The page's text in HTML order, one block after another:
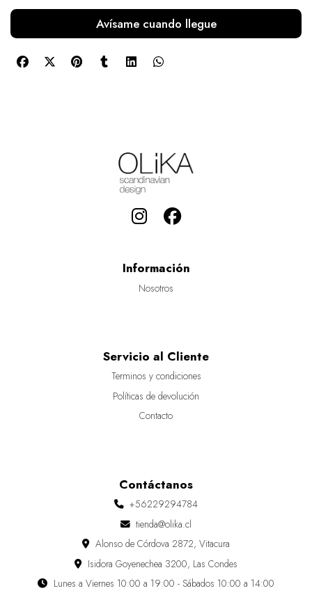
Avísame cuando llegue
Información
Nosotros
Servicio al Cliente
Terminos y condiciones
Políticas de devolución
Contacto
Contáctanos
+56229294784
tienda@olika.cl
Alonso de Córdova 2872, Vitacura
Isidora Goyenechea 3200, Las Condes
Lunes a Viernes 10:00 a 19:00 - Sábados 10:00 a 14:00